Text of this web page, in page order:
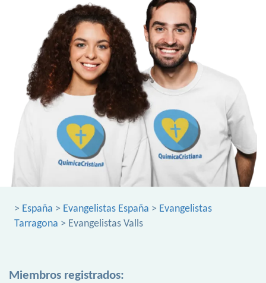
> España > Evangelistas España > Evangelistas
Tarragona > Evangelistas Valls
Miembros registrados: